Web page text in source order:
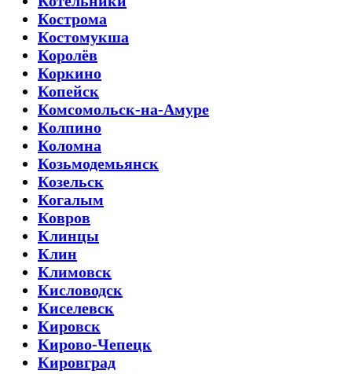
Кострома
Костомукша
Королёв
Коркино
Копейск
Комсомольск-на-Амуре
Колпино
Коломна
Козьмодемьянск
Козельск
Когалым
Ковров
Клинцы
Клин
Климовск
Кисловодск
Киселевск
Кировск
Кирово-Чепецк
Кировград